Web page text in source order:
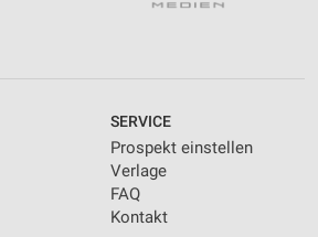
SERVICE
Prospekt einstellen
Verlage
FAQ
Kontakt